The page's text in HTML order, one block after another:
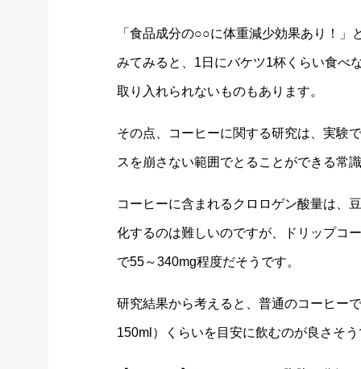
「食品成分の○○に体重減少効果あり！
みてみると、1日にバケツ1杯くらい食べ
取り入れられないものもあります。
その点、コーヒーに関する研究は、実験
スを崩さない範囲でとることができる常
コーヒーに含まれるクロロゲン酸量は、
化するのは難しいのですが、ドリップコ
で55～340mg程度だそうです。
研究結果から考えると、普通のコーヒー
150ml）くらいを目安に飲むのが良さそ